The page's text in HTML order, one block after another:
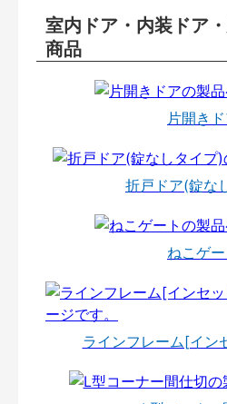
室内ドア・内装ドア
商品
片開き
折戸ドア(錠な
ねこゲー
ラインフレーム[イン